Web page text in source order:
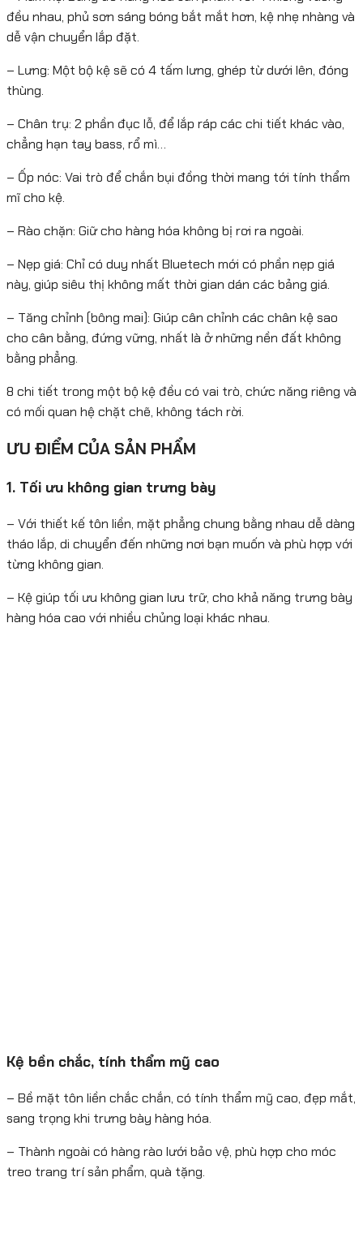
đều nhau, phủ sơn sáng bóng bắt mắt hơn, kệ nhẹ nhàng và
dễ vận chuyển lắp đặt.
– Lưng: Một bộ kệ sẽ có 4 tấm lưng, ghép từ dưới lên, đóng
thùng.
– Chân trụ: 2 phần đục lỗ, để lắp ráp các chi tiết khác vào,
chẳng hạn tay bass, rổ mì…
– Ốp nóc: Vai trò để chắn bụi đồng thời mang tới tính thẩm
mĩ cho kệ.
– Rào chặn: Giữ cho hàng hóa không bị rơi ra ngoài.
– Nẹp giá: Chỉ có duy nhất Bluetech mới có phần nẹp giá
này, giúp siêu thị không mất thời gian dán các bảng giá.
– Tăng chỉnh (bông mai): Giúp cân chỉnh các chân kệ sao
cho cân bằng, đứng vững, nhất là ở những nền đất không
bằng phẳng.
8 chi tiết trong một bộ kệ đều có vai trò, chức năng riêng và
có mối quan hệ chặt chẽ, không tách rời.
ƯU ĐIỂM CỦA SẢN PHẨM
1. Tối ưu không gian trưng bày
– Với thiết kế tôn liền, mặt phẳng chung bằng nhau dễ dàng
tháo lắp, di chuyển đến những nơi bạn muốn và phù hợp với
từng không gian.
– Kệ giúp tối ưu không gian lưu trữ, cho khả năng trưng bày
hàng hóa cao với nhiều chủng loại khác nhau.
Kệ bền chắc, tính thẩm mỹ cao
– Bề mặt tôn liền chắc chắn, có tính thẩm mỹ cao, đẹp mắt,
sang trọng khi trưng bày hàng hóa.
– Thành ngoài có hàng rào lưới bảo vệ, phù hợp cho móc
treo trang trí sản phẩm, quà tặng.